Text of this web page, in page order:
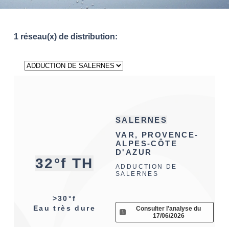
1 réseau(x) de distribution:
32°f TH
>30°f
Eau très dure
SALERNES
VAR, PROVENCE-
ALPES-CÔTE
D'AZUR
ADDUCTION DE
SALERNES
Consulter l'analyse du
17/06/2026